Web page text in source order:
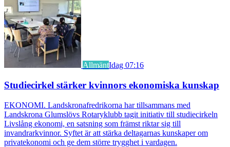
AllmäntIdag 07:16
Studiecirkel stärker kvinnors ekonomiska kunskap
EKONOMI. Landskronafredrikorna har tillsammans med
Landskrona Glumslövs Rotaryklubb tagit initiativ till studiecirkeln
Livslång ekonomi, en satsning som främst riktar sig till
invandrarkvinnor. Syftet är att stärka deltagarnas kunskaper om
privatekonomi och ge dem större trygghet i vardagen.